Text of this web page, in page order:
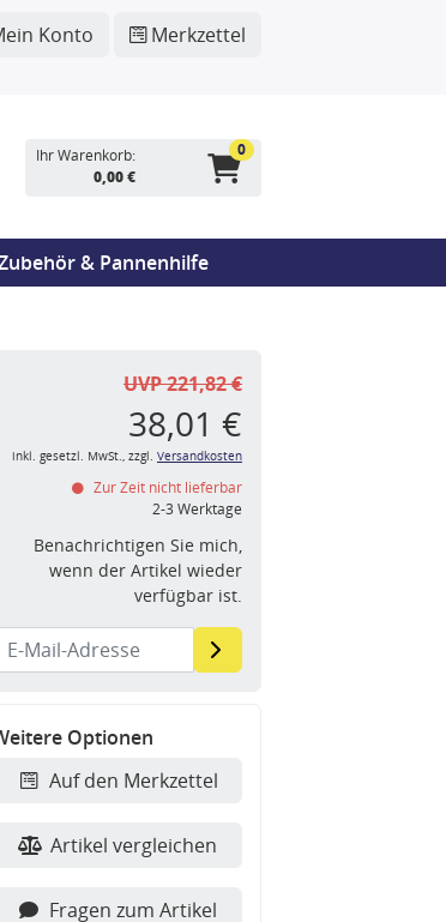
Konto Merkzettel
Ihr Warenkorb:
0,00 €
0
& Pannenhilfe
UVP 221,82 €
38,01 €
inkl. gesetzl. MwSt., zzgl. Versandkosten
Zur Zeit nicht lieferbar
2-3 Werktage
Benachrichtigen Sie mich,
wenn der Artikel wieder
verfügbar ist.
Optionen
Auf den Merkzettel
Artikel vergleichen
Fragen zum Artikel